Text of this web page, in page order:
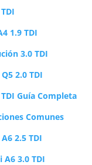
1.9 TDI
3.0 TDI
2.0 TDI
Guía Completa
Comunes
2.5 TDI
3.0 TDI